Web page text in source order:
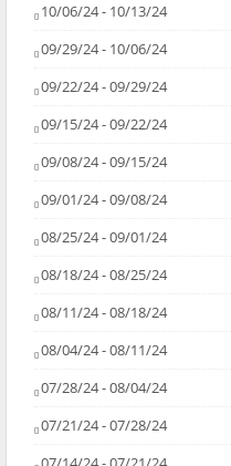
10/06/24 - 10/13/24
09/29/24 - 10/06/24
09/22/24 - 09/29/24
09/15/24 - 09/22/24
09/08/24 - 09/15/24
09/01/24 - 09/08/24
08/25/24 - 09/01/24
08/18/24 - 08/25/24
08/11/24 - 08/18/24
08/04/24 - 08/11/24
07/28/24 - 08/04/24
07/21/24 - 07/28/24